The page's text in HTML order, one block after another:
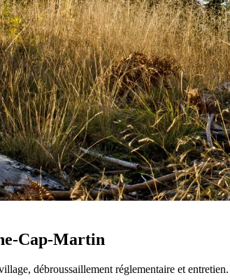
Cap-Martin
débroussaillement réglementaire et entretien.